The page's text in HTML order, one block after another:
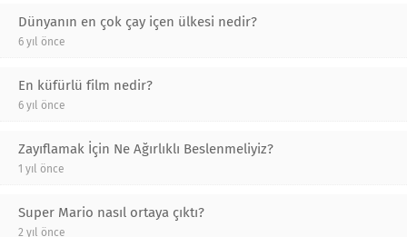
Dünyanın en çok çay içen ülkesi nedir?
6 yıl önce
En küfürlü film nedir?
6 yıl önce
Zayıflamak İçin Ne Ağırlıklı Beslenmeliyiz?
1 yıl önce
Super Mario nasıl ortaya çıktı?
2 yıl önce